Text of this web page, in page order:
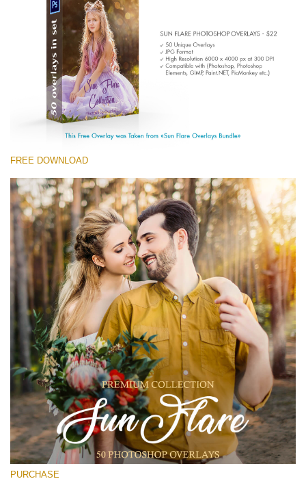
Large 6000*4000px
Entire Collection
(1783 Overlays)
Large 6000*4000px
Stažení zdarma
FREE DOWNLOAD
PURCHASE